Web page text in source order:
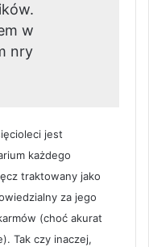
w
nry
jest
każdego
traktowany jako
za jego
(choć akurat
Tak czy inaczej,